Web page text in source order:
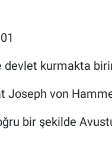
kurmakta
Joseph von
bir şekilde